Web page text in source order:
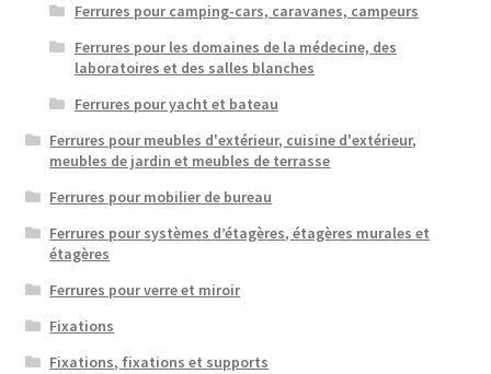
Ferrures pour camping-cars, caravanes, campeurs
Ferrures pour les domaines de la médecine, des
laboratoires et des salles blanches
Ferrures pour yacht et bateau
Ferrures pour meubles d'extérieur, cuisine d'extérieur,
meubles de jardin et meubles de terrasse
Ferrures pour mobilier de bureau
Ferrures pour systèmes d’étagères, étagères murales et
étagères
Ferrures pour verre et miroir
Fixations
Fixations, fixations et supports